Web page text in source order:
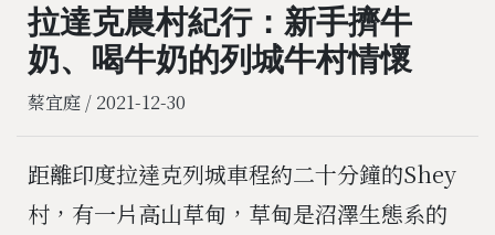
拉達克農村紀行：新手擠牛
奶、喝牛奶的列城牛村情懷
蔡宜庭 / 2021-12-30
距離印度拉達克列城車程約二十分鐘的Shey
村，有一片高山草甸，草甸是沼澤生態系的